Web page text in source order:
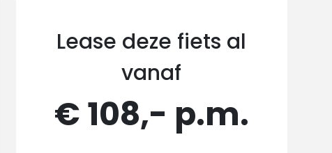
Lease deze fiets al
vanaf
€ 108,- p.m.